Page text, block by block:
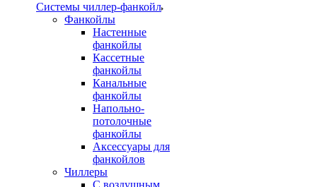
Системы чиллер-фанкойл
Фанкойлы
Настенные
фанкойлы
Кассетные
фанкойлы
Канальные
фанкойлы
Напольно-
потолочные
фанкойлы
Аксессуары для
фанкойлов
Чиллеры
С воздушным